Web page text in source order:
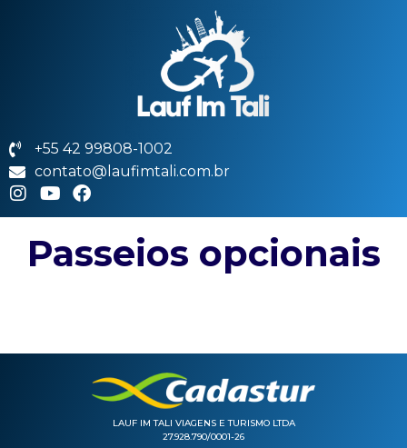
+55 42 99808-1002
contato@laufimtali.com.br
Passeios opcionais
LAUF IM TALI VIAGENS E TURISMO LTDA
27.928.790/0001-26